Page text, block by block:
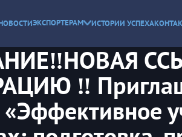
ЭКСПОРТЕРАМ ИСТОРИИ УСПЕХА
‼